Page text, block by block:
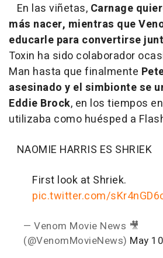
En las viñetas, Carnage
más nacer, mientras que
educarle para convertirse
Toxin ha sido colaborador
Man hasta que finalmente
asesinado y el simbionte se
Eddie Brock, en los tiempos
utilizaba como huésped a
NAOMIE HARRIS ES SHRIEK
First look at Shriek.
pic.twitter.com/
— Venom Movie News 🎥
(@VenomMovieNews) May